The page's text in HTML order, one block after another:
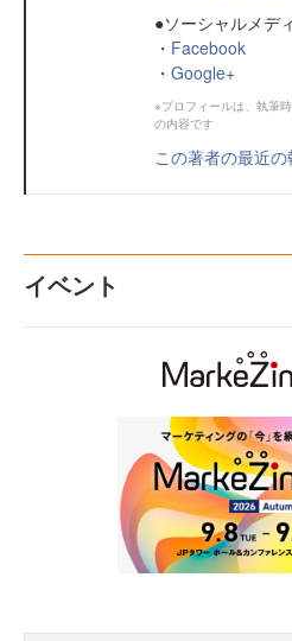
●ソーシャルメデ
・ Facebook
・ Google+
※プロフィールは、執筆
の内容です
この著者の最近
イベント